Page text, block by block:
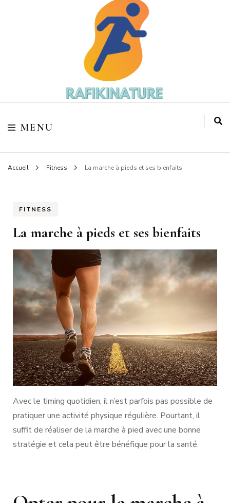
Rafikinature
MENU
Accueil Fitness La marche à pieds et ses bienfaits
FITNESS
La marche à pieds et ses bienfaits
Avec le timing quotidien, il n’est parfois pas possible de
pratiquer une activité physique régulière. Pourtant, il
suffit de réaliser de la marche à pied avec une bonne
stratégie et cela peut être bénéfique pour la santé.